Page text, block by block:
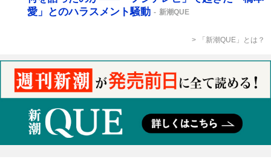
愛」とのハラスメント騒動
新潮QUE
「新潮QUE」とは？